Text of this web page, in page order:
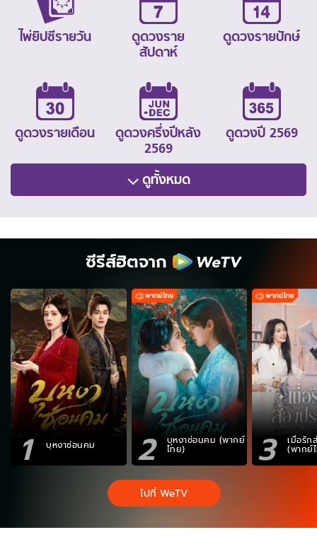
ไพ่ยิปซีรายวัน
ดูดวงราย
สัปดาห์
ดูดวงรายปักษ์
ดูดวงรายเดือน
ดูดวงครึ่งปีหลัง
2569
ดูดวงปี 2569
ดูทั้งหมด
ซีรีส์ฮิตจาก
1 บุหงาซ่อนคม 2 บุหงาซ่อนคม (พากย์
ไทย) 3 เมื่อรัก
(พากย์
ไปที่ WeTV